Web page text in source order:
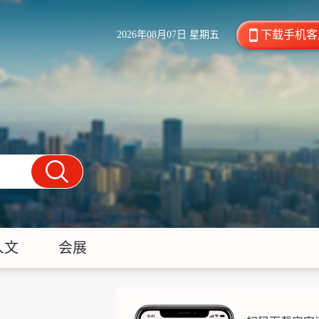
2026年08月07日 星期五 下载手机
文 会展